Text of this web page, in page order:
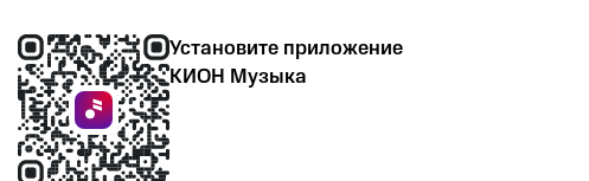
Установите приложение
КИОН Музыка